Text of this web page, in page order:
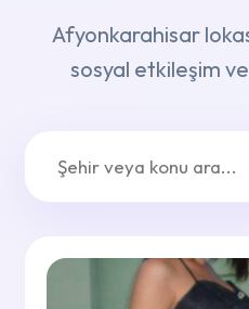
Afyonkarahisar
sosyal etkileşim